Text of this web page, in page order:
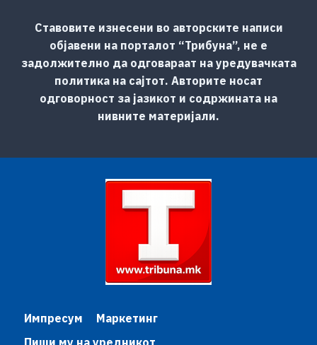
Ставовите изнесени во авторските написи
објавени на порталот “Трибуна”, не е
задолжително да одговараат на уредувачката
политика на сајтот. Авторите носат
одговорност за јазикот и содржината на
нивните материјали.
Импресум
Маркетинг